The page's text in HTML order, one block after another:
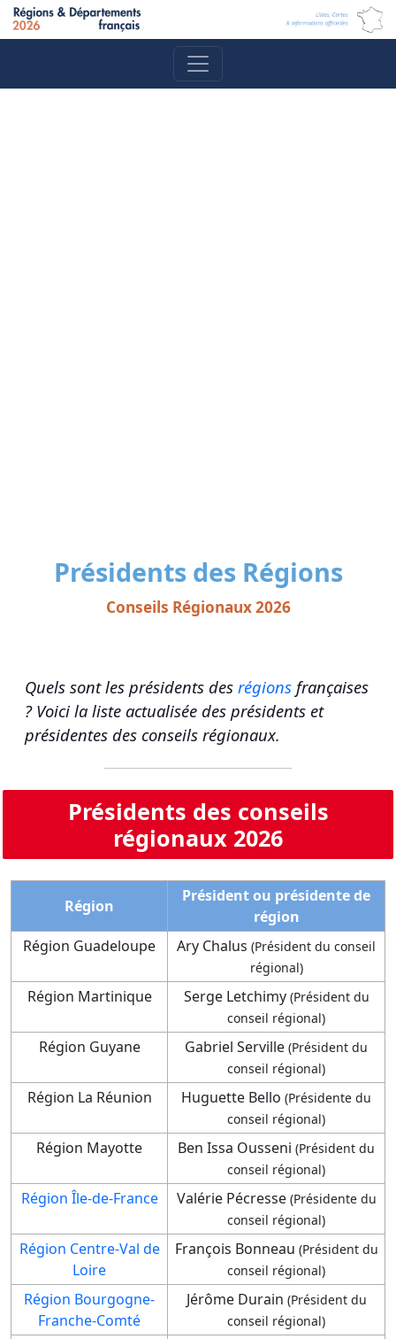
Présidents des Régions
Conseils Régionaux 2026
Quels sont les présidents des régions françaises
? Voici la liste actualisée des présidents et
présidentes des conseils régionaux.
Présidents des conseils
régionaux 2026
Région
Président ou présidente de
région
Région Guadeloupe
Ary Chalus (Président du conseil
régional)
Région Martinique Serge Letchimy (Président du
conseil régional)
Région Guyane Gabriel Serville (Président du
conseil régional)
Région La Réunion Huguette Bello (Présidente du
conseil régional)
Région Mayotte Ben Issa Ousseni (Président du
conseil régional)
Région Île-de-France Valérie Pécresse (Présidente du
conseil régional)
Région Centre-Val de
Loire
François Bonneau (Président du
conseil régional)
Région Bourgogne-
Franche-Comté
Jérôme Durain (Président du
conseil régional)